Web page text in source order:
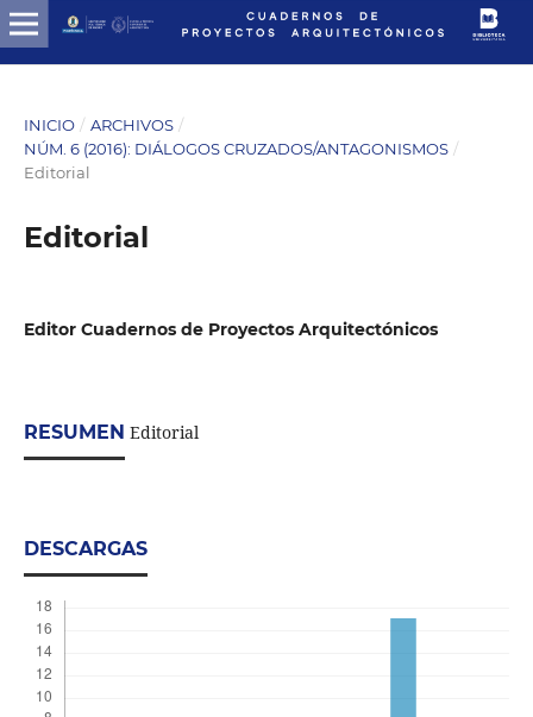
INICIO / ARCHIVOS /
NÚM. 6 (2016): DIÁLOGOS CRUZADOS/ANTAGONISMOS /
Editorial
Editorial
Editor Cuadernos de Proyectos Arquitectónicos
RESUMEN Editorial
DESCARGAS